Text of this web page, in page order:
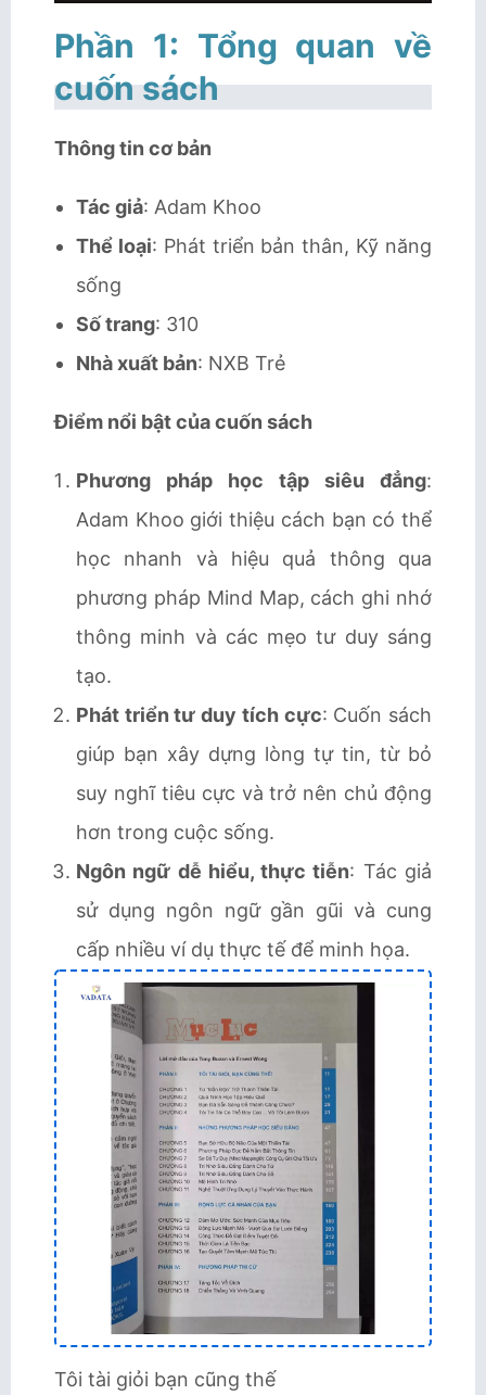
Phần 1: Tổng quan về
cuốn sách
Thông tin cơ bản
Tác giả: Adam Khoo
Thể loại: Phát triển bản thân, Kỹ năng
sống
Số trang: 310
Nhà xuất bản: NXB Trẻ
Điểm nổi bật của cuốn sách
Phương pháp học tập siêu đẳng:
Adam Khoo giới thiệu cách bạn có thể
học nhanh và hiệu quả thông qua
phương pháp Mind Map, cách ghi nhớ
thông minh và các mẹo tư duy sáng
tạo.
Phát triển tư duy tích cực: Cuốn sách
giúp bạn xây dựng lòng tự tin, từ bỏ
suy nghĩ tiêu cực và trở nên chủ động
hơn trong cuộc sống.
Ngôn ngữ dễ hiểu, thực tiễn: Tác giả
sử dụng ngôn ngữ gần gũi và cung
cấp nhiều ví dụ thực tế để minh họa.
Tôi tài giỏi bạn cũng thế